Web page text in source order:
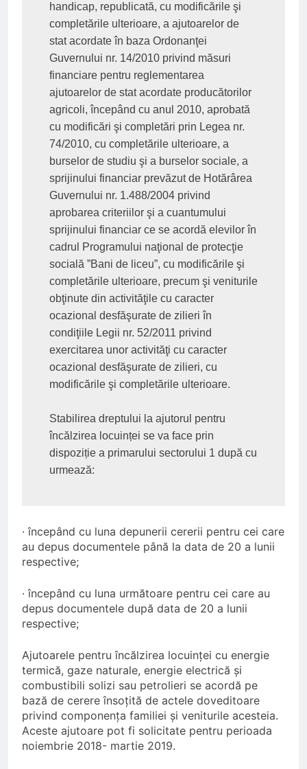
handicap, republicată, cu modificările şi
completările ulterioare, a ajutoarelor de
stat acordate în baza Ordonanţei
Guvernului nr. 14/2010 privind măsuri
financiare pentru reglementarea
ajutoarelor de stat acordate producătorilor
agricoli, începând cu anul 2010, aprobată
cu modificări şi completări prin Legea nr.
74/2010, cu completările ulterioare, a
burselor de studiu şi a burselor sociale, a
sprijinului financiar prevăzut de Hotărârea
Guvernului nr. 1.488/2004 privind
aprobarea criteriilor şi a cuantumului
sprijinului financiar ce se acordă elevilor în
cadrul Programului naţional de protecţie
socială ”Bani de liceu”, cu modificările şi
completările ulterioare, precum şi veniturile
obţinute din activităţile cu caracter
ocazional desfăşurate de zilieri în
condiţiile Legii nr. 52/2011 privind
exercitarea unor activităţi cu caracter
ocazional desfăşurate de zilieri, cu
modificările şi completările ulterioare.
Stabilirea dreptului la ajutorul pentru
încălzirea locuinței se va face prin
dispoziție a primarului sectorului 1 după cu
urmează:
· începând cu luna depunerii cererii pentru cei care
au depus documentele până la data de 20 a lunii
respective;
· începând cu luna următoare pentru cei care au
depus documentele după data de 20 a lunii
respective;
Ajutoarele pentru încălzirea locuinţei cu energie
termică, gaze naturale, energie electrică şi
combustibili solizi sau petrolieri se acordă pe
bază de cerere însoţită de actele doveditoare
privind componenţa familiei şi veniturile acesteia.
Aceste ajutoare pot fi solicitate pentru perioada
noiembrie 2018- martie 2019.